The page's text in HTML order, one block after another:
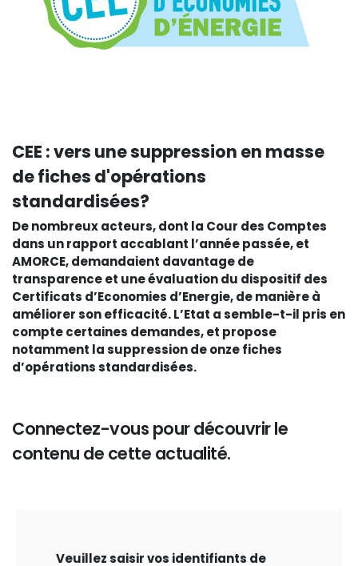
CEE : vers une suppression en masse
de fiches d'opérations
standardisées?
De nombreux acteurs, dont la Cour des Comptes
dans un rapport accablant l’année passée, et
AMORCE, demandaient davantage de
transparence et une évaluation du dispositif des
Certificats d’Economies d’Energie, de manière à
améliorer son efficacité. L’Etat a semble-t-il pris en
compte certaines demandes, et propose
notamment la suppression de onze fiches
d’opérations standardisées.
Connectez-vous pour découvrir le
contenu de cette actualité.
Veuillez saisir vos identifiants de